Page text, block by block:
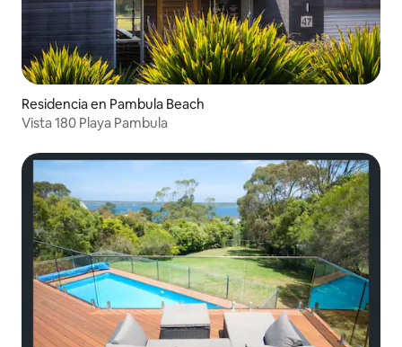
Residencia en Pambula Beach
Vista 180 Playa Pambula